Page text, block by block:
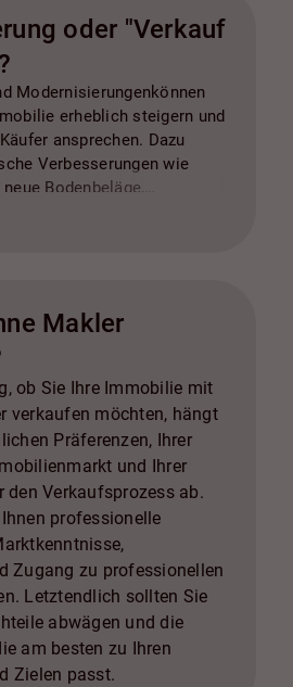
oder "Verkauf
Modernisierungenkönnen
erheblich steigern und
ansprechen. Dazu
Verbesserungen wie
Bodenbeläge,
Küche und Badezimmer,
Immobilienexperten zu
Optionen für Ihren
ermitteln und den Return
Makler
ob Sie Ihre Immobilie mit
verkaufen möchten, hängt
Präferenzen, Ihrer
und Ihrer
den Verkaufsprozess ab.
professionelle
Zugang zu professionellen
Letztendlich sollten Sie
abwägen und die
am besten zu Ihren
Zielen passt.